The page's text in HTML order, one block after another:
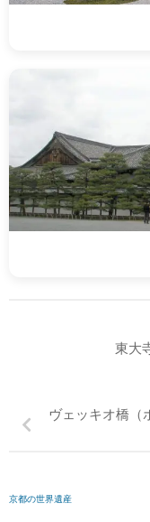
東大
ヴェッキオ橋（
京都の世界遺産